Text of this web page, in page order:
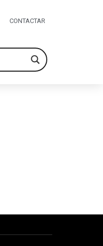
CONTACTAR